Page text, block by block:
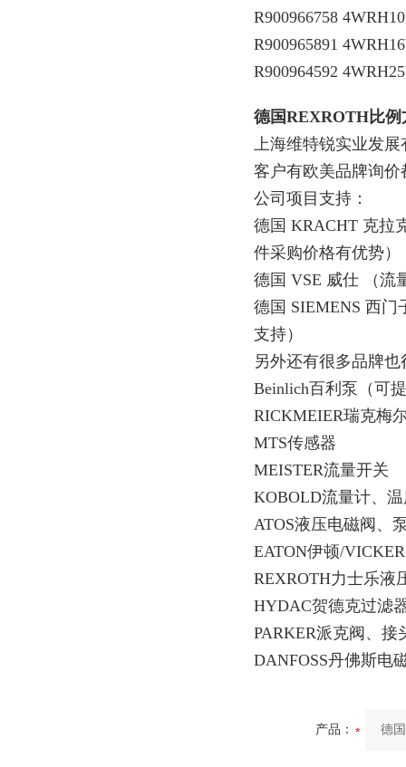
R900966758
R900965891
R900964592
德国REXROTH比例
上海维特锐实业发
客户有欧美品牌询
公司项目支持：
德国 KRACHT 克拉
件采购价格有优势）
德国 VSE 威仕 （流
德国 SIEMENS 西
支持）
另外还有很多品牌也
Beinlich百利泵（可
RICKMEIER瑞克梅
MTS传感器
MEISTER流量开关
KOBOLD流量计、
ATOS液压电磁阀、
EATON伊顿/
REXROTH力士乐液
HYDAC贺德克过滤
PARKER派克阀、接
DANFOSS丹佛斯电
产品：